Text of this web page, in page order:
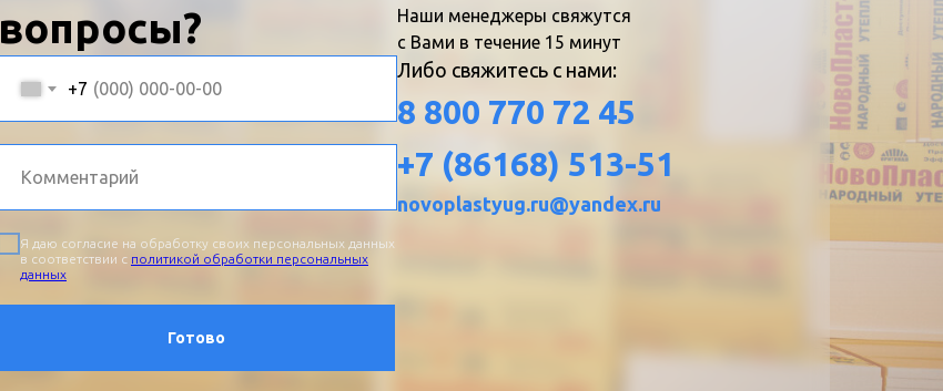
вопросы?
Наши менеджеры свяжутся
с Вами в течение 15 минут
+7
Я даю согласие на обработку своих персональных данных
в соответствии с политикой обработки персональных
данных
Готово
Либо свяжитесь с нами:
8 800 770 72 45
+7 (86168) 513-51
novoplastyug.ru@yandex.ru